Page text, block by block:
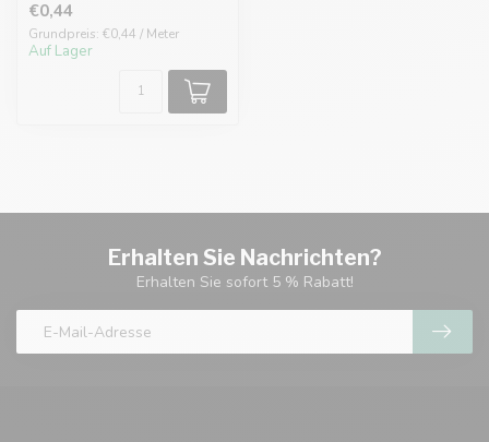
€0,44
Grundpreis: €0,44 / Meter
Auf Lager
Erhalten Sie Nachrichten?
Erhalten Sie sofort 5 % Rabatt!